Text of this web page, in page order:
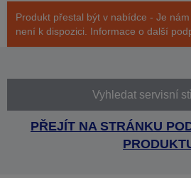
Produkt přestal být v nabídce - Je
není k dispozici. Informace o další
Vyhledat servisní
PŘEJÍT NA STRÁNKU